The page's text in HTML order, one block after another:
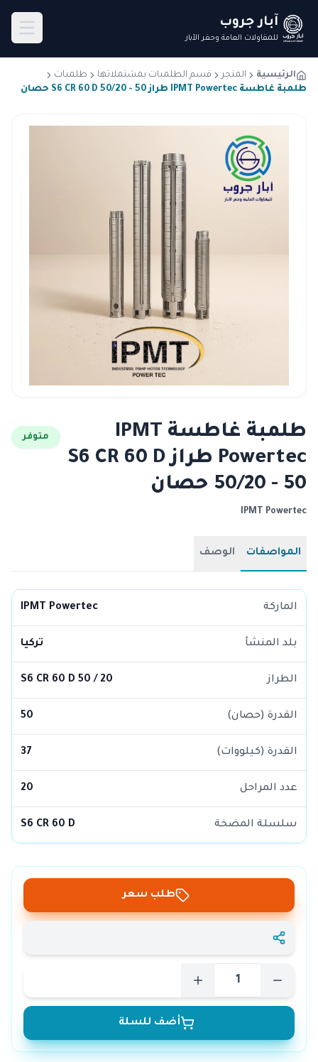
آبار جروب
للمقاولات العامة وحفر الآبار
الرئيسية المتجر قسم الطلمبات بمشتملاتها
طلمبات
طلمبة غاطسة IPMT Powertec طراز S6 CR 60 D 50/20 - 50 حصان
طلمبة غاطسة IPMT
Powertec طراز S6 CR 60 D
50/20 - 50 حصان
متوفر
IPMT Powertec
المواصفات الوصف
الماركة IPMT Powertec
بلد المنشأ تركيا
الطراز S6 CR 60 D 50 / 20
القدرة (حصان) 50
القدرة (كيلووات) 37
عدد المراحل 20
سلسلة المضخة S6 CR 60 D
طلب سعر
أضف للسلة